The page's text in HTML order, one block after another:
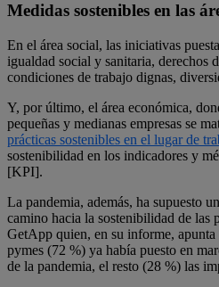
Medidas sostenibles en las
En el área social, las iniciativas
igualdad social y sanitaria, derechos
condiciones de trabajo dignas,
Y, por último, el área económica,
pequeñas y medianas empresas se
prácticas sostenibles en el lugar de
sostenibilidad en los indicadores y
[KPI].
La pandemia, además, ha supuesto
camino hacia la sostenibilidad de las
GetApp quien, en su informe,
pymes (72 %) ya había puesto en
de la pandemia, el resto (28 %) las